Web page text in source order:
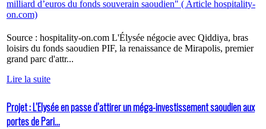
Source : hospitality-on.com L'Élysée négocie avec Qiddiya, bras
loisirs du fonds saoudien PIF, la renaissance de Mirapolis, premier
grand parc d'attr...
Lire la suite
Projet : L’Elysée en passe d’attirer un méga-investissement saoudien aux
portes de Pari...